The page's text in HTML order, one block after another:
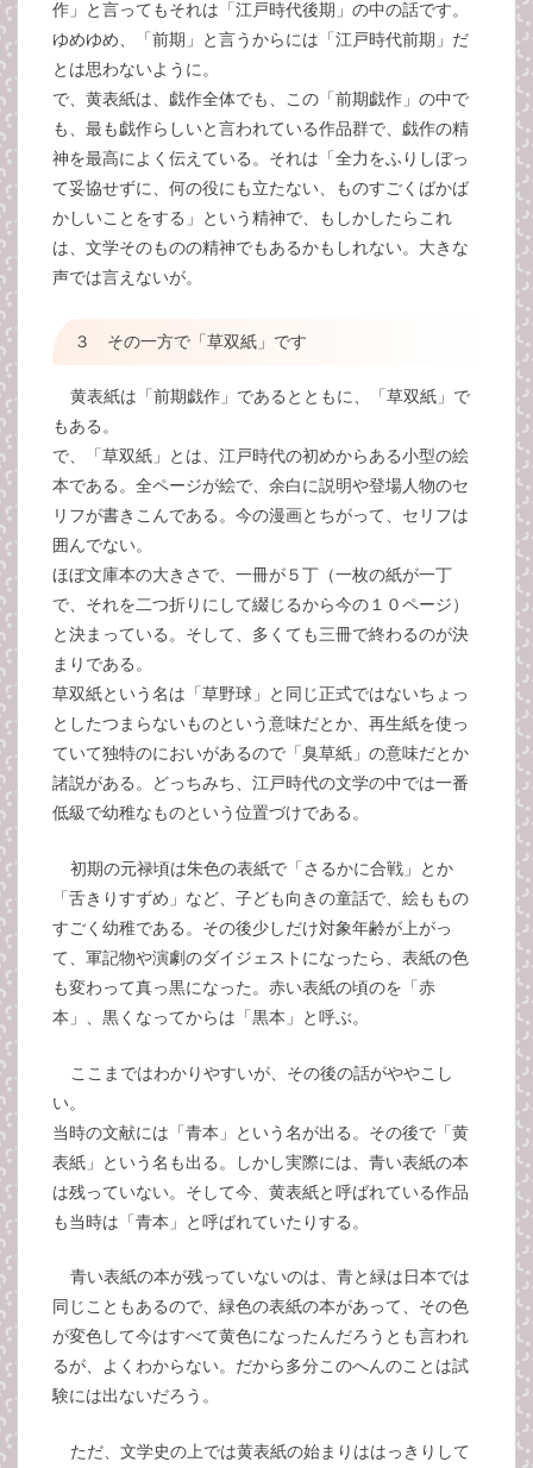
作」と言ってもそれは「江戸時代後期」の中の話です。
ゆめゆめ、「前期」と言うからには「江戸時代前期」だ
とは思わないように。
で、黄表紙は、戯作全体でも、この「前期戯作」の中で
も、最も戯作らしいと言われている作品群で、戯作の精
神を最高によく伝えている。それは「全力をふりしぼっ
て妥協せずに、何の役にも立たない、ものすごくばかば
かしいことをする」という精神で、もしかしたらこれ
は、文学そのものの精神でもあるかもしれない。大きな
声では言えないが。
３ その一方で「草双紙」です
黄表紙は「前期戯作」であるとともに、「草双紙」で
もある。
で、「草双紙」とは、江戸時代の初めからある小型の絵
本である。全ページが絵で、余白に説明や登場人物のセ
リフが書きこんである。今の漫画とちがって、セリフは
囲んでない。
ほぼ文庫本の大きさで、一冊が５丁（一枚の紙が一丁
で、それを二つ折りにして綴じるから今の１０ページ）
と決まっている。そして、多くても三冊で終わるのが決
まりである。
草双紙という名は「草野球」と同じ正式ではないちょっ
としたつまらないものという意味だとか、再生紙を使っ
ていて独特のにおいがあるので「臭草紙」の意味だとか
諸説がある。どっちみち、江戸時代の文学の中では一番
低級で幼稚なものという位置づけである。
初期の元禄頃は朱色の表紙で「さるかに合戦」とか
「舌きりすずめ」など、子ども向きの童話で、絵ももの
すごく幼稚である。その後少しだけ対象年齢が上がっ
て、軍記物や演劇のダイジェストになったら、表紙の色
も変わって真っ黒になった。赤い表紙の頃のを「赤
本」、黒くなってからは「黒本」と呼ぶ。
ここまではわかりやすいが、その後の話がややこし
い。
当時の文献には「青本」という名が出る。その後で「黄
表紙」という名も出る。しかし実際には、青い表紙の本
は残っていない。そして今、黄表紙と呼ばれている作品
も当時は「青本」と呼ばれていたりする。
青い表紙の本が残っていないのは、青と緑は日本では
同じこともあるので、緑色の表紙の本があって、その色
が変色して今はすべて黄色になったんだろうとも言われ
るが、よくわからない。だから多分このへんのことは試
験には出ないだろう。
ただ、文学史の上では黄表紙の始まりははっきりして